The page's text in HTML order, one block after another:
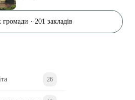
· 201 закладів
26